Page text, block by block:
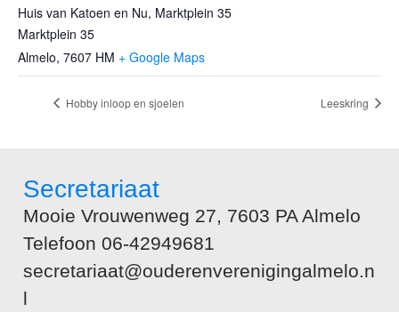
Huis van Katoen en Nu, Marktplein 35
Marktplein 35
Almelo, 7607 HM + Google Maps
Hobby inloop en sjoelen Leeskring
Secretariaat
Mooie Vrouwenweg 27, 7603 PA Almelo
Telefoon 06-42949681
secretariaat@ouderenverenigingalmelo.n
l